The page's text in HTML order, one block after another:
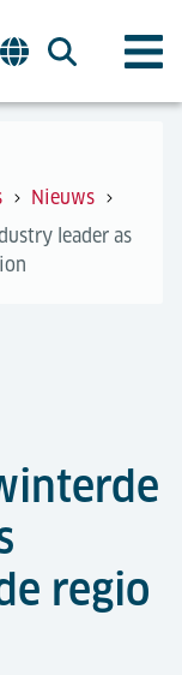
Nieuws
leader as
regio